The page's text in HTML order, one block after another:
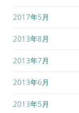
2017年5月
2013年8月
2013年7月
2013年6月
2013年5月